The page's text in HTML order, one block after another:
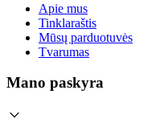
Apie mus
Tinklaraštis
Mūsų parduotuvės
Tvarumas
Mano paskyra